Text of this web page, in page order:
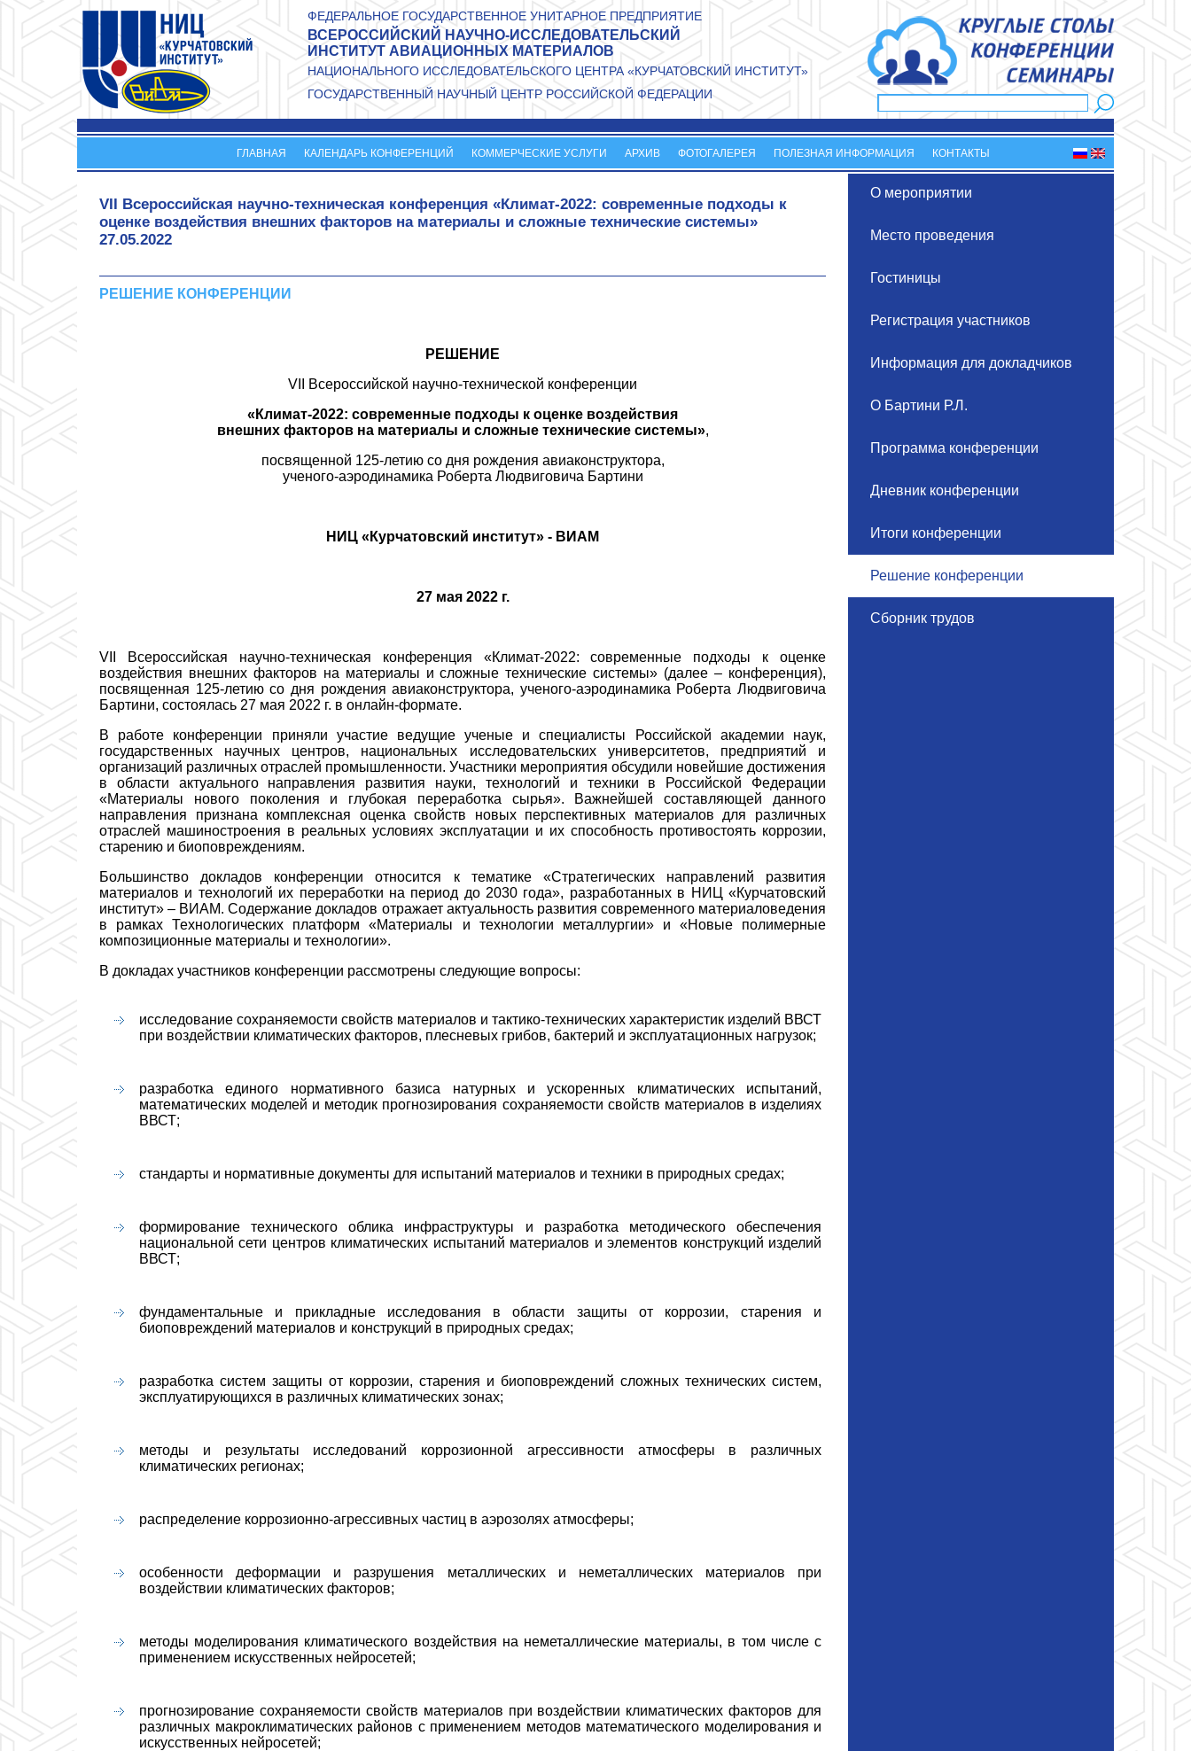
Перейти к основному содержанию
ФЕДЕРАЛЬНОЕ ГОСУДАРСТВЕННОЕ УНИТАРНОЕ ПРЕДПРИЯТИЕ
ВСЕРОССИЙСКИЙ НАУЧНО-ИССЛЕДОВАТЕЛЬСКИЙ
ИНСТИТУТ АВИАЦИОННЫХ МАТЕРИАЛОВ
НАЦИОНАЛЬНОГО ИССЛЕДОВАТЕЛЬСКОГО ЦЕНТРА «КУРЧАТОВСКИЙ ИНСТИТУТ»
ГОСУДАРСТВЕННЫЙ НАУЧНЫЙ ЦЕНТР РОССИЙСКОЙ ФЕДЕРАЦИИ
Форма поиска
ГЛАВНАЯ КАЛЕНДАРЬ КОНФЕРЕНЦИЙ КОММЕРЧЕСКИЕ УСЛУГИ АРХИВ ФОТОГАЛЕРЕЯ ПОЛЕЗНАЯ ИНФОРМАЦИЯ КОНТАКТЫ
О мероприятии
Место проведения
Гостиницы
Регистрация участников
Информация для докладчиков
О Бартини Р.Л.
Программа конференции
Дневник конференции
Итоги конференции
Решение конференции
Сборник трудов
VII Всероссийская научно-техническая конференция «Климат-2022: современные подходы к
оценке воздействия внешних факторов на материалы и сложные технические системы»
27.05.2022
РЕШЕНИЕ КОНФЕРЕНЦИИ
РЕШЕНИЕ
VII
Всероссийской научно-технической конференции
«Климат-2022: современные подходы к оценке воздействия
внешних факторов на материалы и сложные технические системы»,
посвященной 125-летию со дня рождения авиаконструктора,
ученого-аэродинамика Роберта Людвиговича Бартини
НИЦ «Курчатовский институт» - ВИАМ
27 мая 2022 г.
VI
Всероссийская научно-техническая конференция «Климат-2022: современные подходы к оценке
воздействия внешних факторов на материалы и сложные технические системы» (далее – конференция),
посвященная 125-летию со дня рождения авиаконструктора, ученого-аэродинамика Роберта Людвиговича
Бартини, состоялась 27 мая 2022 г. в онлайн-формате.
В работе конференции приняли участие ведущие ученые и специалисты Российской академии наук,
государственных научных центров, национальных исследовательских университетов, предприятий и
организаций различных отраслей промышленности. Участники мероприятия обсудили новейшие достижения
в области актуального направления развития науки, технологий и техники в Российской Федерации
«Материалы нового поколения и глубокая переработка сырья». Важнейшей составляющей данного
направления признана комплексная оценка свойств новых перспективных материалов для различных
отраслей машиностроения в реальных условиях эксплуатации и их способность противостоять коррозии,
старению и биоповреждениям.
Большинство докладов конференции относится к тематике «Стратегических направлений развития
материалов и технологий их переработки на период до 2030 года», разработанных в НИЦ «Курчатовский
институт» – ВИАМ. Содержание докладов отражает актуальность развития современного материаловедения
в рамках Технологических платформ «Материалы и технологии металлургии» и «Новые полимерные
композиционные материалы и технологии».
В докладах участников конференции рассмотрены следующие вопросы:
исследование сохраняемости свойств материалов и тактико-технических характеристик изделий ВВСТ
при воздействии климатических факторов, плесневых грибов, бактерий и эксплуатационных нагрузок;
разработка единого нормативного базиса натурных и ускоренных климатических испытаний,
математических моделей и методик прогнозирования сохраняемости свойств материалов в изделиях
ВВСТ;
стандарты и нормативные документы для испытаний материалов и техники в природных средах;
формирование технического облика инфраструктуры и разработка методического обеспечения
национальной сети центров климатических испытаний материалов и элементов конструкций изделий
ВВСТ;
фундаментальные и прикладные исследования в области защиты от коррозии, старения и
биоповреждений материалов и конструкций в природных средах;
разработка систем защиты от коррозии, старения и биоповреждений сложных технических систем,
эксплуатирующихся в различных климатических зонах;
методы и результаты исследований коррозионной агрессивности атмосферы в различных
климатических регионах;
распределение коррозионно-агрессивных частиц в аэрозолях атмосферы;
особенности деформации и разрушения металлических и неметаллических материалов при
воздействии климатических факторов;
методы моделирования климатического воздействия на неметаллические материалы, в том числе с
применением искусственных нейросетей;
прогнозирование сохраняемости свойств материалов при воздействии климатических факторов для
различных макроклиматических районов с применением методов математического моделирования и
искусственных нейросетей;